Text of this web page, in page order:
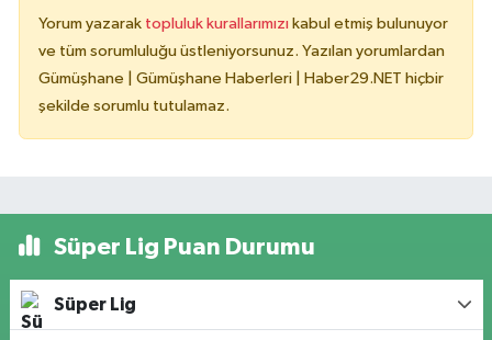
Yorum yazarak topluluk kurallarımızı kabul etmiş bulunuyor
ve tüm sorumluluğu üstleniyorsunuz. Yazılan yorumlardan
Gümüşhane | Gümüşhane Haberleri | Haber29.NET hiçbir
şekilde sorumlu tutulamaz.
Süper Lig Puan Durumu
Süper Lig